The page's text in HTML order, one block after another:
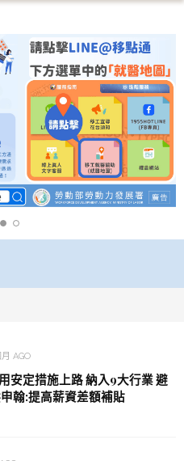
AGO
安定措施上路 納入9大行業 避
翰:提高薪資差額補貼